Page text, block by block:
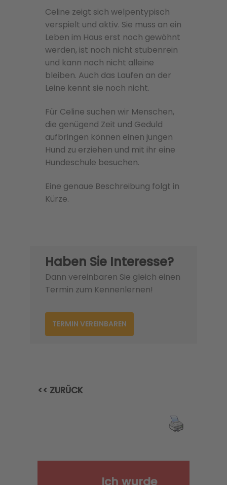
Celine zeigt sich welpentypisch
verspielt und aktiv. Sie muss an ein
Leben im Haus erst noch gewöhnt
werden, ist noch nicht stubenrein
und kann noch nicht alleine
bleiben. Auch das Laufen an der
Leine kennt sie noch nicht.
Für Celine suchen wir Menschen,
die genügend Zeit und Geduld
aufbringen können einen jungen
Hund zu erziehen und mit ihr eine
Hundeschule besuchen.
Eine genaue Beschreibung folgt in
Kürze.
Haben Sie Interesse?
Dann vereinbaren Sie gleich einen
Termin zum Kennenlernen!
TERMIN VEREINBAREN
<< ZURÜCK
Ich wurde